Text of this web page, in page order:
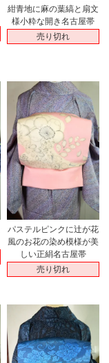
紺青地に麻の葉縞と扇文
様小粋な開き名古屋帯
売り切れ
パステルピンクに辻が花
風のお花の染め模様が美
しい正絹名古屋帯
売り切れ